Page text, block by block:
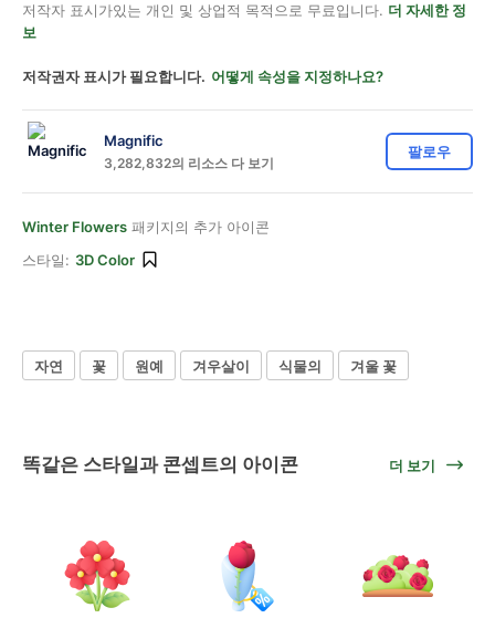
저작자 표시가있는 개인 및 상업적 목적으로 무료입니다. 더 자세한 정
보
저작권자 표시가 필요합니다. 어떻게 속성을 지정하나요?
Magnific
3,282,832의 리소스 다 보기
팔로우
Winter Flowers 패키지의 추가 아이콘
스타일: 3D Color
자연 꽃 원예 겨우살이 식물의 겨울 꽃
똑같은 스타일과 콘셉트의 아이콘 더 보기